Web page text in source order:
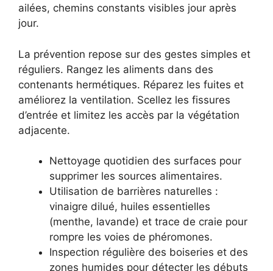
ailées, chemins constants visibles jour après
jour.
La prévention repose sur des gestes simples et
réguliers. Rangez les aliments dans des
contenants hermétiques. Réparez les fuites et
améliorez la ventilation. Scellez les fissures
d’entrée et limitez les accès par la végétation
adjacente.
Nettoyage quotidien des surfaces pour
supprimer les sources alimentaires.
Utilisation de barrières naturelles :
vinaigre dilué, huiles essentielles
(menthe, lavande) et trace de craie pour
rompre les voies de phéromones.
Inspection régulière des boiseries et des
zones humides pour détecter les débuts